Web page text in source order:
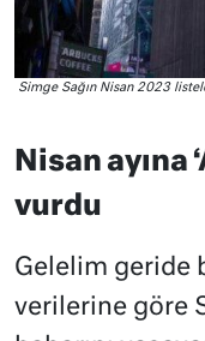
Simge Sağın Nisan 2023
Nisan ayına
vurdu
Gelelim geride
verilerine göre